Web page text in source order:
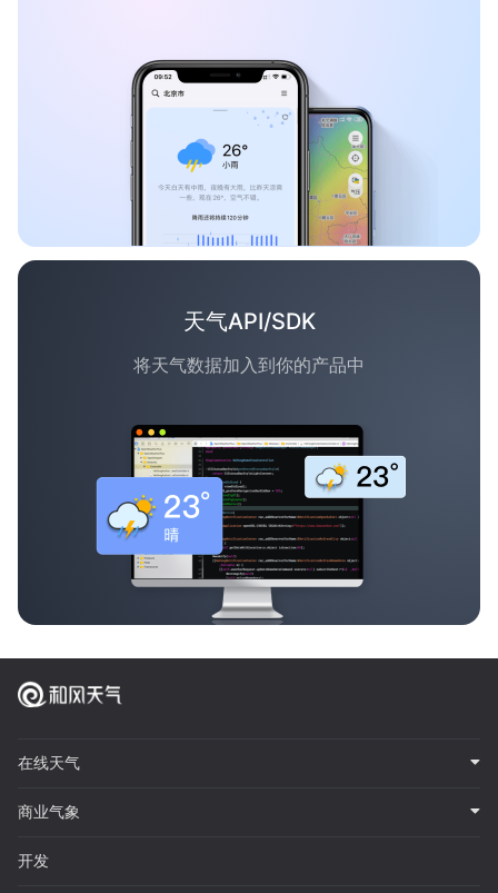
天气API/SDK
将天气数据加入到你的产品中
在线天气
商业气象
开发